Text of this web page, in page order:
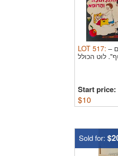
LOT 517: –
Start price:
$10
Sold for: